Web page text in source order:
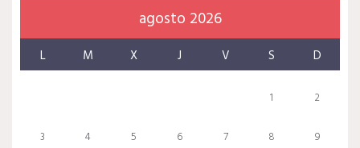
agosto 2026
L M X J V S D
1 2
3 4 5 6 7 8 9